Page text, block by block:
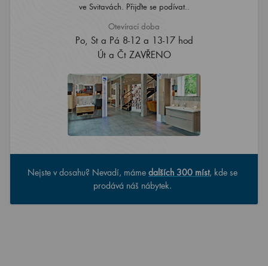
ve Svitavách. Přijďte se podívat..
Otevírací doba
Po, St a Pá 8-12 a 13-17 hod
Út a Čt ZAVŘENO
Nejste v dosahu? Nevadí, máme dalších 300 míst, kde se
prodává náš nábytek.